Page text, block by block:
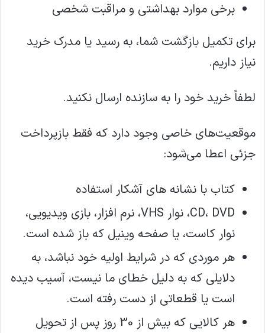
برخی موارد بهداشتی و مراقبت شخصی
برای تکمیل بازگشت شما، به رسید یا مدرک خرید
نیاز داریم.
لطفاً خرید خود را به سازنده ارسال نکنید.
موقعیت‌های خاصی وجود دارد که فقط بازپرداخت
جزئی اعطا می‌شود:
کتاب با نشانه های آشکار استفاده
CD، DVD، نوار VHS، نرم افزار، بازی ویدیویی،
نوار کاست، یا صفحه وینیل که باز شده است.
هر موردی که در شرایط اولیه خود نباشد، به
دلایلی که به دلیل خطای ما نیست، آسیب دیده
است یا قطعاتی از دست رفته است.
هر کالایی که بیش از 30 روز پس از تحویل